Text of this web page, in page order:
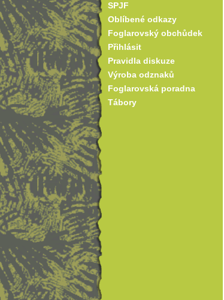
SPJF
Oblíbené odkazy
Foglarovský obchůdek
Přihlásit
Pravidla diskuze
Výroba odznaků
Foglarovská poradna
Tábory